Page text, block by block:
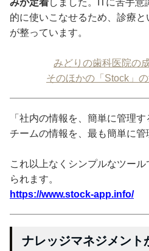
的に使いこなせるため、診療
が整っています。
みどりの歯科医院の
そのほかの「Stock」
「社内の情報を、簡単に管理す
チームの情報を、最も簡単に管
これ以上なくシンプルなツー
られます。
https://www.stock-app.info/
ナレッジマネジメント